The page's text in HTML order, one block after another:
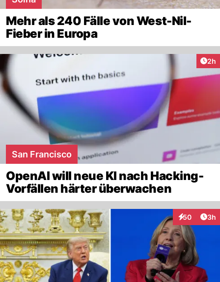
Mehr als 240 Fälle von West-Nil-
Fieber in Europa
2h
San Francisco
OpenAI will neue KI nach Hacking-
Vorfällen härter überwachen
50
Interaktionen
3h